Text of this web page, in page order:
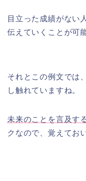
目立った成績がない
伝えていくことが可
それとこの例文では
し触れていますね。
未来のことを言及す
クなので、覚えてお